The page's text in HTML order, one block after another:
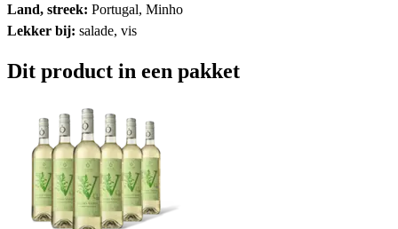
Land, streek: Portugal, Minho
Lekker bij: salade, vis
Dit product in een pakket